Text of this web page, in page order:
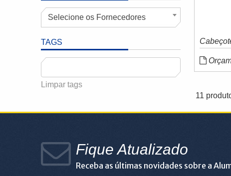
Selecione os Fornecedores
TAGS
Limpar tags
11
Fique Atualizado
Receba as últimas novidades sobre a